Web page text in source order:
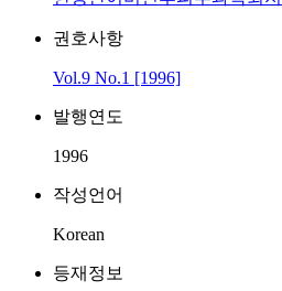
권호사항
Vol.9 No.1 [1996]
발행연도
1996
작성언어
Korean
등재정보